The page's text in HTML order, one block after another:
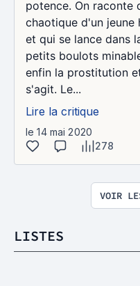
potence. On raconte
chaotique d'un jeune
et qui se lance dans
petits boulots
enfin la prostitution
s'agit. Le...
Lire la critique
le 14 mai 2020
278
VOIR
LISTES